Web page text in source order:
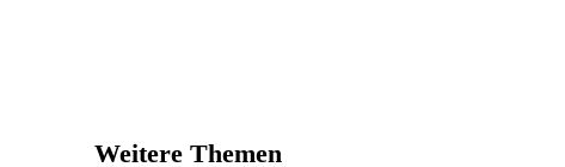
Weitere Themen